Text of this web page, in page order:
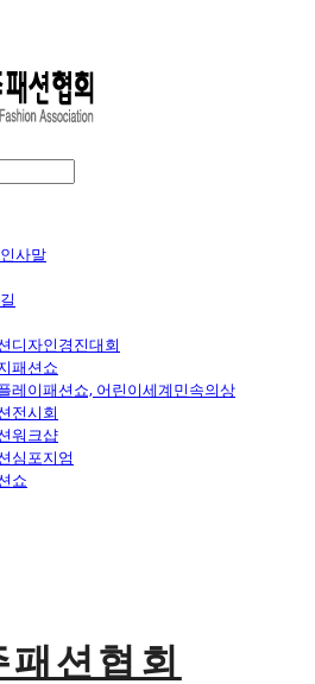
사말
디자인경진대회
패션쇼
레이패션쇼, 어린이세계민속의상
전시회
워크샵
심포지엄
쇼
션협회